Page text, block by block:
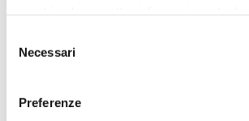
la nostracookie policy
spuntando le singole caselle per le
cookie. Cliccando su "Chiudi" il sito
delNecessari
Preferenze